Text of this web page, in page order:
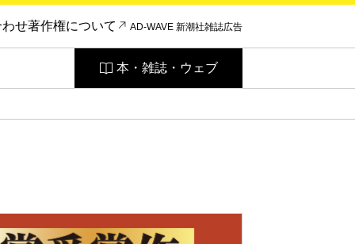
わせ著作権について AD-WAVE 新潮社雑誌広告
本・雑誌・ウェブ